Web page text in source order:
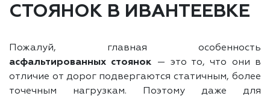
СТОЯНОК В ИВАНТЕЕВКЕ
Пожалуй, главная особенность
асфальтированных стоянок — это то, что они в
отличие от дорог подвергаются статичным, более
точечным нагрузкам. Поэтому даже для